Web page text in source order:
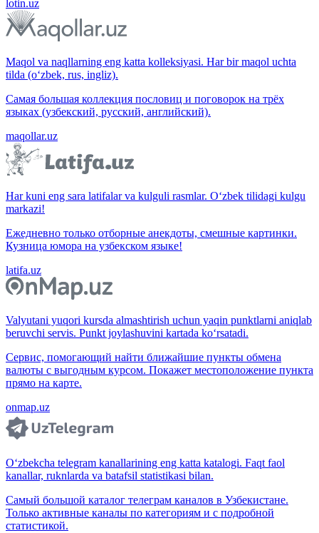
lotin.uz
Maqol va naqllarning eng katta kolleksiyasi. Har bir maqol uchta
tilda (o‘zbek, rus, ingliz).
Самая большая коллекция пословиц и поговорок на трёх
языках (узбекский, русский, английский).
maqollar.uz
Har kuni eng sara latifalar va kulguli rasmlar. O‘zbek tilidagi kulgu
markazi!
Ежедневно только отборные анекдоты, смешные картинки.
Кузница юмора на узбекском языке!
latifa.uz
Valyutani yuqori kursda almashtirish uchun yaqin punktlarni aniqlab
beruvchi servis. Punkt joylashuvini kartada ko‘rsatadi.
Сервис, помогающий найти ближайшие пункты обмена
валюты с выгодным курсом. Покажет местоположение пункта
прямо на карте.
onmap.uz
O‘zbekcha telegram kanallarining eng katta katalogi. Faqt faol
kanallar, ruknlarda va batafsil statistikasi bilan.
Самый большой каталог телеграм каналов в Узбекистане.
Только активные каналы по категориям и с подробной
статистикой.